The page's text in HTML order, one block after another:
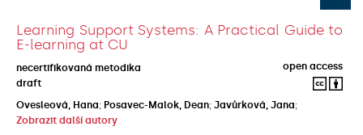
Learning Support Systems: A Practical Guide to
E-learning at CU
necertifikovaná metodika
open access
draft
Ovesleová, Hana; Posavec-Malok, Dean; Javůrková, Jana;
Zobrazit další autory